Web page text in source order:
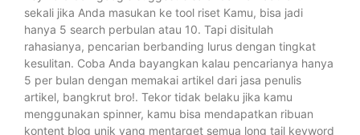
sekali jika Anda masukan ke tool riset Kamu, bisa jadi
hanya 5 search perbulan atau 10. Tapi disitulah
rahasianya, pencarian berbanding lurus dengan tingkat
kesulitan. Coba Anda bayangkan kalau pencarianya hanya
5 per bulan dengan memakai artikel dari jasa penulis
artikel, bangkrut bro!. Tekor tidak belaku jika kamu
menggunakan spinner, kamu bisa mendapatkan ribuan
kontent blog unik yang mentarget semua long tail keyword